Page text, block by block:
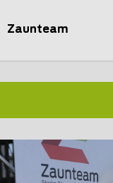
Zaunteam